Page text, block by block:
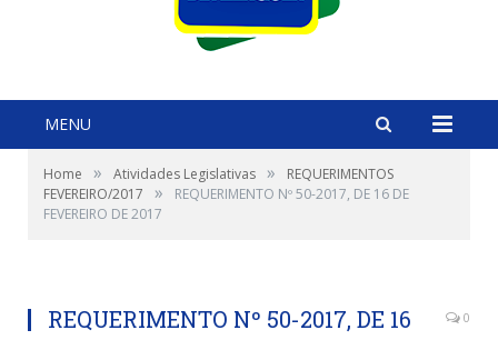
MENU
Home » Atividades Legislativas »
REQUERIMENTOS
FEVEREIRO/2017
»
REQUERIMENTO Nº 50-2017, DE 16 DE
FEVEREIRO DE 2017
REQUERIMENTO Nº 50-2017, DE 16
0